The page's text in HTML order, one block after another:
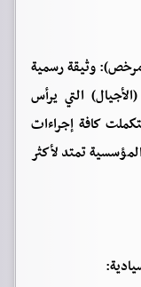
مرخص): وثيقة رسمية
(الأجيال) التي يرأس
كافة إجراءات
تمتد لأكثر